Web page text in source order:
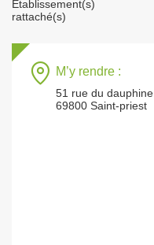
Établissement(s)
rattaché(s)
M’y rendre :
51 rue du dauphine
69800 Saint-priest